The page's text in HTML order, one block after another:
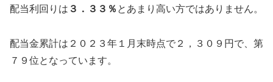
配当利回りは ３．３３％ とあまり高い方ではありません。
配当金累計は２０２３年１月末時点で２，３０９円で、第
７９位となっています。